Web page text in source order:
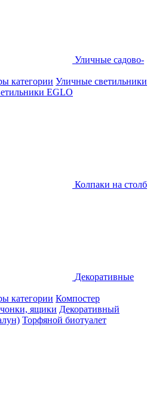
Уличные садово-
категории Уличные светильники
EGLO
Колпаки на столб
Декоративные
категории Компостер
ящики Декоративный
Торфяной биотуалет